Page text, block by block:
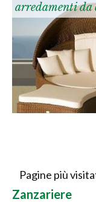
arredamenti da
Pagine più
Zanzariere